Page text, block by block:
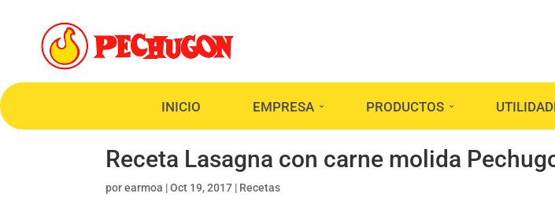
INICIO EMPRESA PRODUCTOS
Receta Lasagna con carne molida
porearmoa |Oct 19, 2017 | Recetas